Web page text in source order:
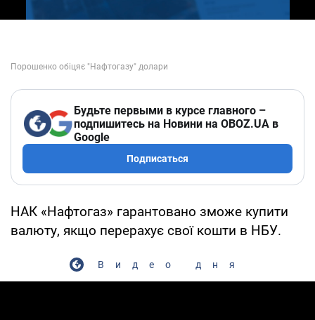
Будьте первыми в курсе главного –
подпишитесь на Новини на OBOZ.UA в
Google
Подписаться
НАК «Нафтогаз» гарантовано зможе купити
валюту, якщо перерахує свої кошти в НБУ.
Видео дня